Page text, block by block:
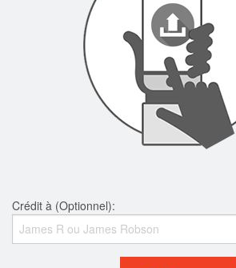
Crédit à (Optionnel):